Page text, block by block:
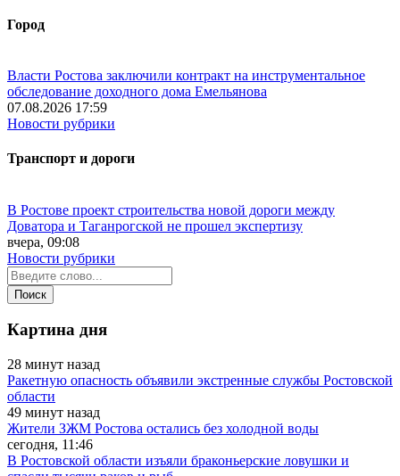
Город
Власти Ростова заключили контракт на инструментальное
обследование доходного дома Емельянова
07.08.2026 17:59
Новости рубрики
Транспорт и дороги
В Ростове проект строительства новой дороги между
Доватора и Таганрогской не прошел экспертизу
вчера, 09:08
Новости рубрики
Картина дня
28 минут назад
Ракетную опасность объявили экстренные службы Ростовской
области
49 минут назад
Жители ЗЖМ Ростова остались без холодной воды
сегодня, 11:46
В Ростовской области изъяли браконьерские ловушки и